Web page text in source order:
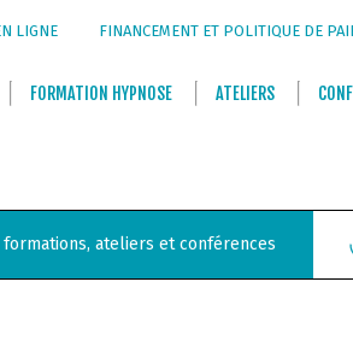
LIGNE FINANCEMENT ET POLITIQUE DE
FORMATION HYPNOSE ATELIERS
ateliers et conférences